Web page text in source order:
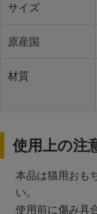
サイズ
原産国
材質
使用上の注
本品は猫用おも
い。
使用前に傷み具